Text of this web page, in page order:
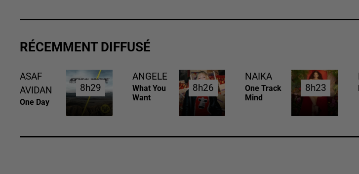
RÉCEMMENT DIFFUSÉ
ASAF
AVIDAN
One Day
8h29
8h29
ANGELE
What You
Want
8h26
8h26
NAIKA
One Track
Mind
8h23
8h23